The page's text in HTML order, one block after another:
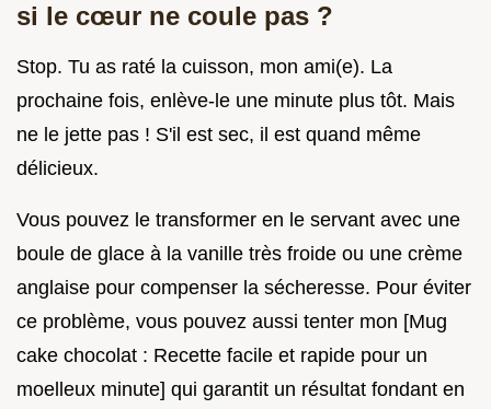
si le cœur ne coule pas ?
Stop. Tu as raté la cuisson, mon ami(e). La
prochaine fois, enlève-le une minute plus tôt. Mais
ne le jette pas ! S'il est sec, il est quand même
délicieux.
Vous pouvez le transformer en le servant avec une
boule de glace à la vanille très froide ou une crème
anglaise pour compenser la sécheresse. Pour éviter
ce problème, vous pouvez aussi tenter mon [Mug
cake chocolat : Recette facile et rapide pour un
moelleux minute] qui garantit un résultat fondant en